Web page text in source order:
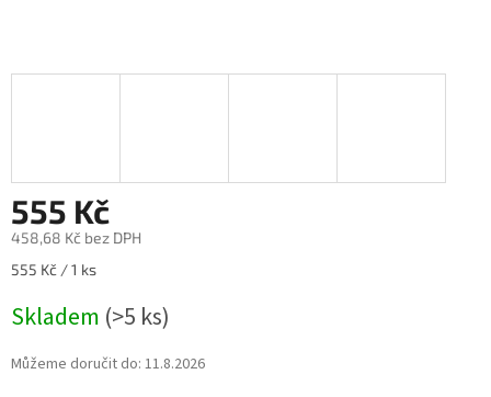
555 Kč
458,68 Kč bez DPH
Měrná
555 Kč / 1 ks
Skladem (>5 ks)
Můžeme doručit do: 11.8.2026